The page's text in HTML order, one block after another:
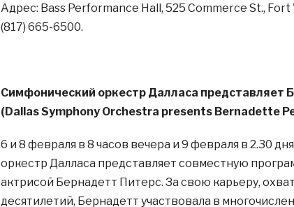
Адрес: Bass Performance Hall, 525 Commerce St., Fort
(817) 665-6500.
Симфонический оркестр Далласа представляет
(Dallas Symphony Orchestra presents Bernadette
6 и 8 февраля в 8 часов вечера и 9 февраля в 2.30
оркестр Далласа представляет совместную
актрисой Бернадетт Питерс. За свою карьеру,
десятилетий, Бернадетт участвовала в